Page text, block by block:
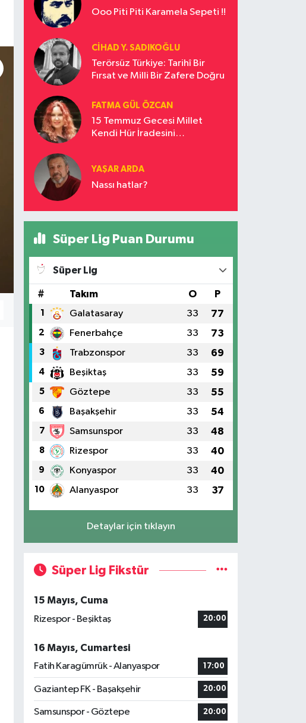
Ooo Piti Piti Karamela Sepeti !!
CIHAD Y. SADIKOĞLU
Terörsüz Türkiye: Tarihî Bir
Fırsat ve Milli Bir Zafere Doğru
FATMA GÜL ÖZCAN
15 Temmuz Gecesi Millet
Kendi Hür İradesini
YAŞAR ARDA
Nassı hatlar?
Süper Lig Puan Durumu
Süper Lig
# Takım O P
1 Galatasaray 33 77
2 Fenerbahçe 33 73
3 Trabzonspor 33 69
4 Beşiktaş 33 59
5 Göztepe 33 55
6 Başakşehir 33 54
7 Samsunspor 33 48
8 Rizespor 33 40
9 Konyaspor 33 40
10 Alanyaspor 33 37
Detaylar için tıklayın
Süper Lig Fikstür
15 Mayıs, Cuma
Rizespor - Beşiktaş
20:00
16 Mayıs, Cumartesi
Fatih Karagümrük - Alanyaspor
17:00
Gaziantep FK - Başakşehir 20:00
Samsunspor - Göztepe 20:00